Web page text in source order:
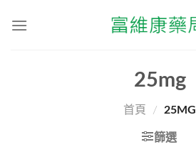
25mg
首頁 / 25MG
篩選